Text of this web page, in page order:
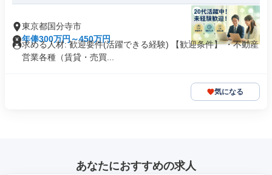
東京都国分寺市
年俸300万円～450万円
求める人材: 歓迎要件(活躍できる経験) 【歓迎条件】 ・不動産
営業各種（賃貸・売買...
気になる
あなたにおすすめの求人